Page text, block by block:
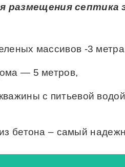
размещения септика
массивов -3
— 5 метров,
с питьевой
бетона – самый